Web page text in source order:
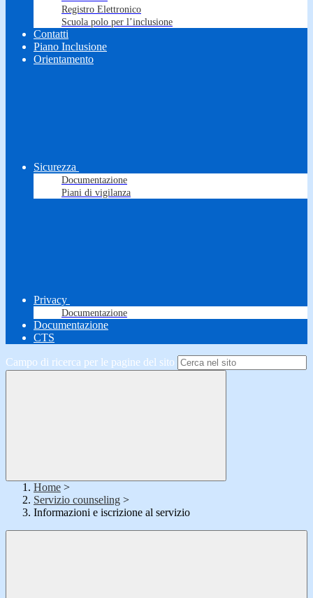
Registro Elettronico
Scuola polo per l’inclusione
Contatti
Piano Inclusione
Orientamento
Sicurezza
Documentazione
Piani di vigilanza
Privacy
Documentazione
Documentazione
CTS
Campo di ricerca per le pagine del sito
Home >
Servizio counseling >
Informazioni e iscrizione al servizio